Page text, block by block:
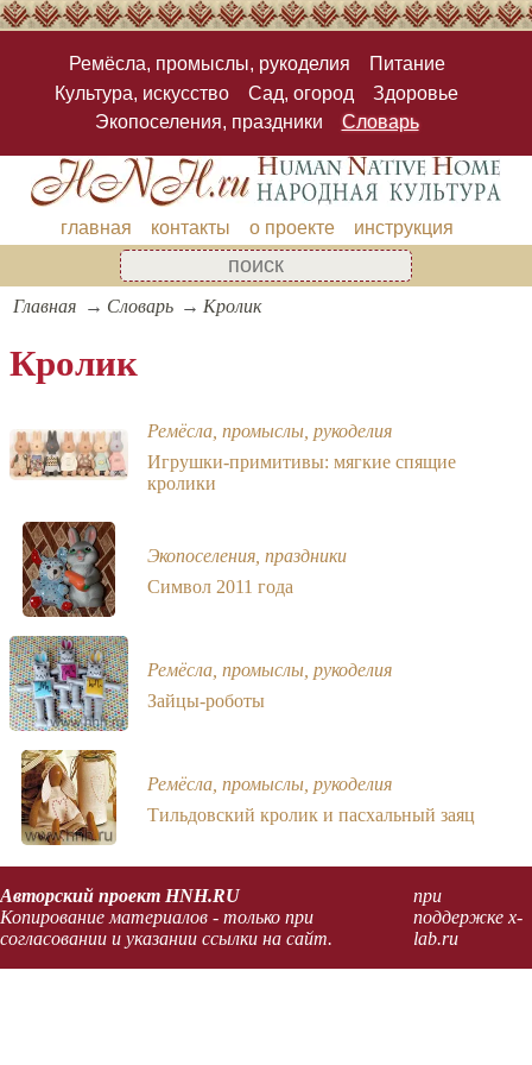
Ремёсла, промыслы, рукоделия
Питание
Культура, искусство
Сад, огород
Здоровье
Экопоселения, праздники
Словарь
главная контакты о проекте инструкция
Главная Словарь Кролик
Кролик
Ремёсла, промыслы, рукоделия
Игрушки-примитивы: мягкие спящие
кролики
Экопоселения, праздники
Символ 2011 года
Ремёсла, промыслы, рукоделия
Зайцы-роботы
Ремёсла, промыслы, рукоделия
Тильдовский кролик и пасхальный заяц
Авторский проект HNH.RU
Копирование материалов - только при
согласовании и указании ссылки на сайт.
при
поддержке x-
lab.ru